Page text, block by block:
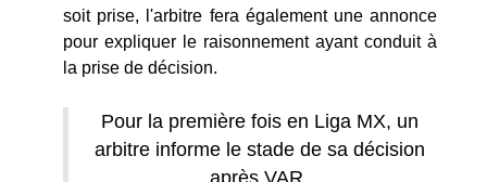
soit prise, l'arbitre fera également une annonce
pour expliquer le raisonnement ayant conduit à
la prise de décision.
Pour la première fois en Liga MX, un
arbitre informe le stade de sa décision
après VAR.